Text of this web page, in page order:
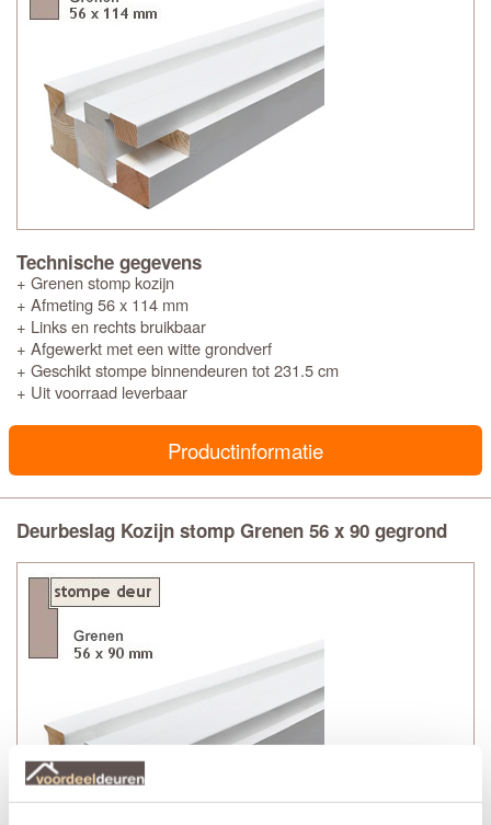
Technische gegevens
+ Grenen stomp kozijn
+ Afmeting 56 x 114 mm
+ Links en rechts bruikbaar
+ Afgewerkt met een witte grondverf
+ Geschikt stompe binnendeuren tot 231.5 cm
+ Uit voorraad leverbaar
Productinformatie
Deurbeslag Kozijn stomp Grenen 56 x 90 gegrond